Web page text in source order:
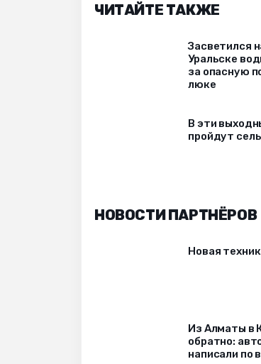
ЧИТАЙТЕ ТАКЖЕ
Засветился
Уральске
за опасную
люке
В эти
пройдут
НОВОСТИ ПАРТНЁРОВ
Новая
Из Алматы в
обратно:
написали по